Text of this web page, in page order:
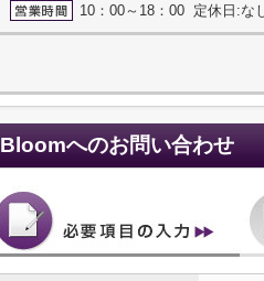
10：00～18：00 定休日:な
Bloomへのお問い合わせ